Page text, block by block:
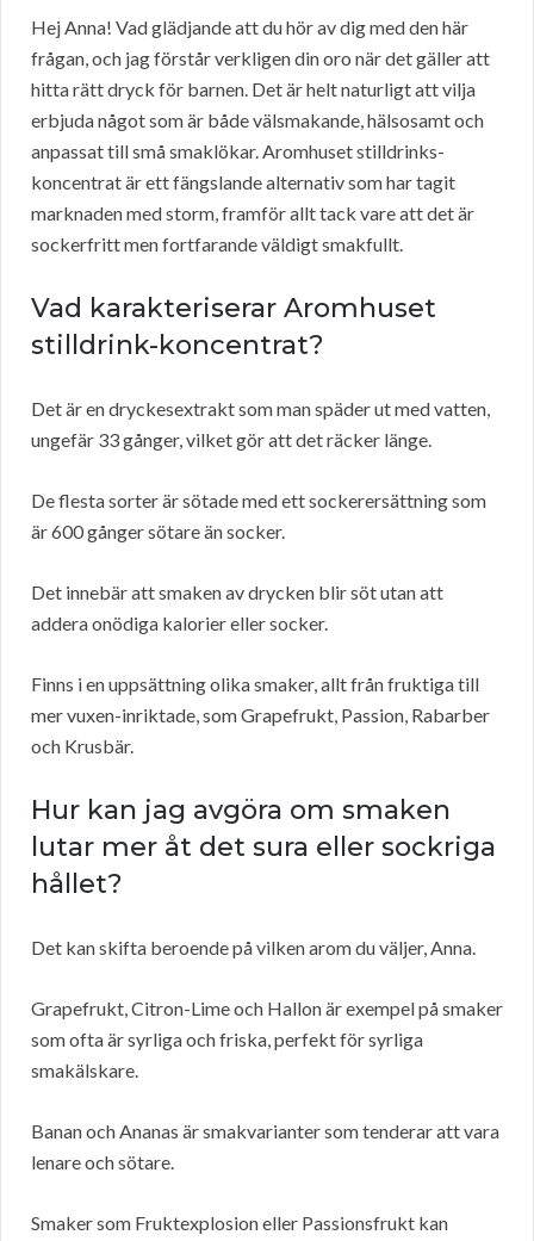
Hej Anna! Vad glädjande att du hör av dig med den här
frågan, och jag förstår verkligen din oro när det gäller att
hitta rätt dryck för barnen. Det är helt naturligt att vilja
erbjuda något som är både välsmakande, hälsosamt och
anpassat till små smaklökar. Aromhuset stilldrinks-
koncentrat är ett fängslande alternativ som har tagit
marknaden med storm, framför allt tack vare att det är
sockerfritt men fortfarande väldigt smakfullt.
Vad karakteriserar Aromhuset
stilldrink-koncentrat?
Det är en dryckesextrakt som man späder ut med vatten,
ungefär 33 gånger, vilket gör att det räcker länge.
De flesta sorter är sötade med ett sockerersättning som
är 600 gånger sötare än socker.
Det innebär att smaken av drycken blir söt utan att
addera onödiga kalorier eller socker.
Finns i en uppsättning olika smaker, allt från fruktiga till
mer vuxen-inriktade, som Grapefrukt, Passion, Rabarber
och Krusbär.
Hur kan jag avgöra om smaken
lutar mer åt det sura eller sockriga
hållet?
Det kan skifta beroende på vilken arom du väljer, Anna.
Grapefrukt, Citron-Lime och Hallon är exempel på smaker
som ofta är syrliga och friska, perfekt för syrliga
smakälskare.
Banan och Ananas är smakvarianter som tenderar att vara
lenare och sötare.
Smaker som Fruktexplosion eller Passionsfrukt kan